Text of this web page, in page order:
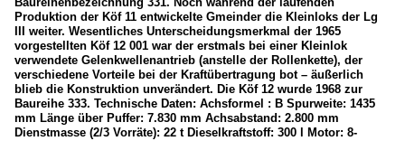
Produktion der Köf 11 entwickelte Gmeinder die Kleinloks der Lg
III weiter. Wesentliches Unterscheidungsmerkmal der 1965
vorgestellten Köf 12 001 war der erstmals bei einer Kleinlok
verwendete Gelenkwellenantrieb (anstelle der Rollenkette), der
verschiedene Vorteile bei der Kraftübertragung bot – äußerlich
blieb die Konstruktion unverändert. Die Köf 12 wurde 1968 zur
Baureihe 333. Technische Daten: Achsformel : B Spurweite: 1435
mm Länge über Puffer: 7.830 mm Achsabstand: 2.800 mm
Dienstmasse (2/3 Vorräte): 22 t Dieselkraftstoff: 300 l Motor: 8-